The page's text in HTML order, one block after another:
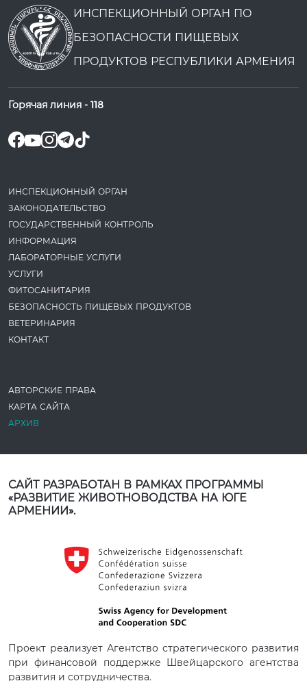
ИНСПЕКЦИОННЫЙ ОРГАН ПО
БЕЗОПАСНОСТИ ПИЩЕВЫХ
ПРОДУКТОВ РЕСПУБЛИКИ АРМЕНИЯ
Горячая линия - 118
ИНСПЕКЦИОННЫЙ ОРГАН
ЗАКОНОДАТЕ­ЛЬСТВО
ГОСУДАРСТВЕННЫЙ КОНТРОЛЬ
ИНФОРМАЦИЯ
ЛАБОРАТОРНЫЕ УСЛУГИ
УСЛУГИ
ФИТОСАНИТАРИЯ
БЕЗОПАСНОСТЬ ПИЩЕВЫХ ПРОДУКТОВ
ВЕТЕРИНАРИЯ
КОНТАКТ
АВТОРСКИЕ ПРАВА
КАРТА САЙТА
АРХИВ
САЙТ РАЗРАБОТАН В РАМКАХ ПРОГРАММЫ
«РАЗВИТИЕ ЖИВОТНОВОДСТВА НА ЮГЕ
АРМЕНИИ».
Проект реализует Агентство стратегического развития
при финансовой поддержке Швейцарского агентства
развития и сотрудничества.